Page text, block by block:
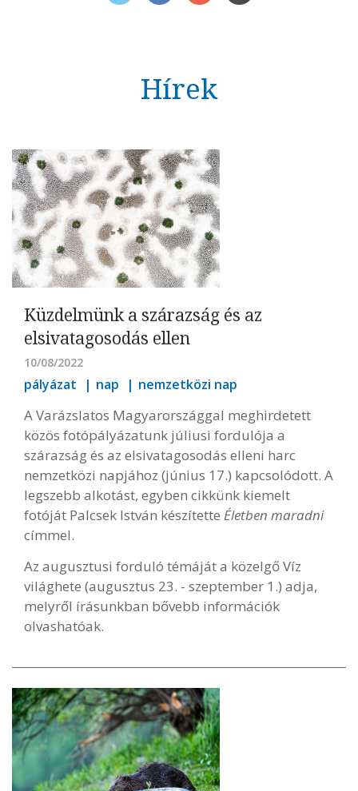
Hírek
Küzdelmünk a szárazság és az
elsivatagosodás ellen
10/08/2022
pályázat nap nemzetközi nap
A Varázslatos Magyarországgal meghirdetett
közös fotópályázatunk júliusi fordulója a
szárazság és az elsivatagosodás elleni harc
nemzetközi napjához (június 17.) kapcsolódott. A
legszebb alkotást, egyben cikkünk kiemelt
fotóját Palcsek István készítette Életben maradni
címmel.
Az augusztusi forduló témáját a közelgő Víz
világhete (augusztus 23. - szeptember 1.) adja,
melyről írásunkban bővebb információk
olvashatóak.